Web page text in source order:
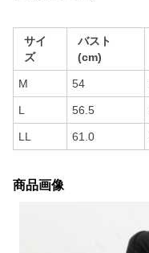
サイ
ズ
バスト
(cm)
M 54
L 56.5
LL 61.0
商品画像